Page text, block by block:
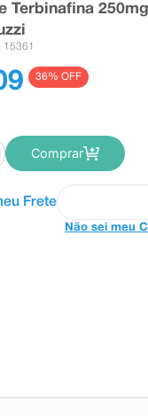
Terbinafina
15361
36% OFF
Comprar
Não sei meu